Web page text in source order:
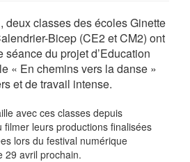
deux classes des écoles Ginette
Bicep (CE2 et CM2) ont
séance du projet d’Education
« En chemins vers la danse »
et de travail intense.
avec ces classes depuis
filmer leurs productions finalisées
lors du festival numérique
29 avril prochain.